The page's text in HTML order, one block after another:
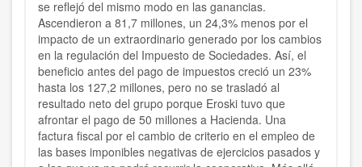
se reflejó del mismo modo en las ganancias.
Ascendieron a 81,7 millones, un 24,3% menos por el
impacto de un extraordinario generado por los cambios
en la regulación del Impuesto de Sociedades. Así, el
beneficio antes del pago de impuestos creció un 23%
hasta los 127,2 millones, pero no se trasladó al
resultado neto del grupo porque Eroski tuvo que
afrontar el pago de 50 millones a Hacienda. Una
factura fiscal por el cambio de criterio en el empleo de
las bases imponibles negativas de ejercicios pasados y